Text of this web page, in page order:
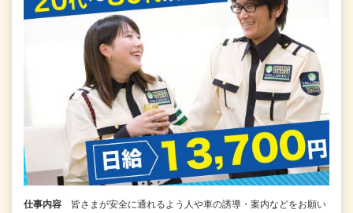
仕事内容
皆さまが安全に通れるよう人や車の誘導・案内などをお願い